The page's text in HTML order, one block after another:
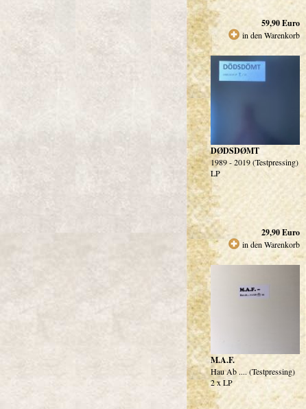
59,90Euro
in den Warenkorb
DØDSDØMT
1989 - 2019 (Testpressing)
LP
29,90Euro
in den Warenkorb
M.A.F.
Hau Ab .... (Testpressing)
2 x LP